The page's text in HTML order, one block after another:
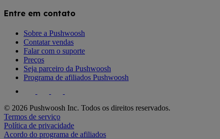
Entre em contato
Sobre a Pushwoosh
Contatar vendas
Falar com o suporte
Preços
Seja parceiro da Pushwoosh
Programa de afiliados Pushwoosh
© 2026 Pushwoosh Inc. Todos os direitos reservados.
Termos de serviço
Política de privacidade
Acordo do programa de afiliados